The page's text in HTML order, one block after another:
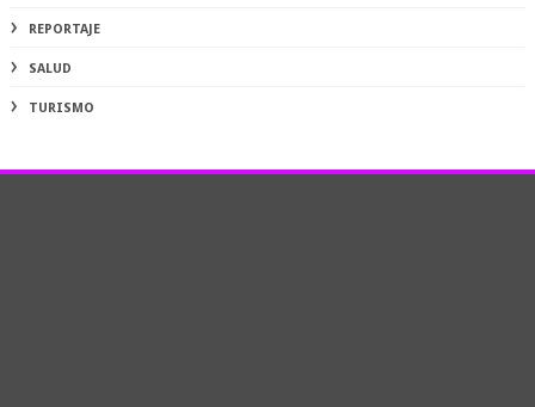
REPORTAJE
SALUD
TURISMO